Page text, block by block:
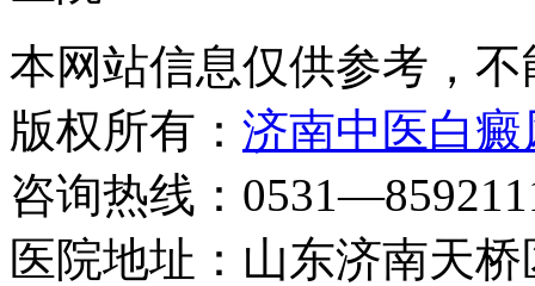
本网站信息仅供参考，
版权所有： 济南中医白癜
咨询热线：
医院地址：山东济南天